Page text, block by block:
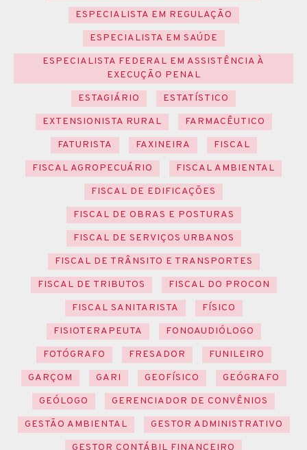
ESPECIALISTA EM REGULAÇÃO
ESPECIALISTA EM SAÚDE
ESPECIALISTA FEDERAL EM ASSISTÊNCIA À
EXECUÇÃO PENAL
ESTAGIÁRIO
ESTATÍSTICO
EXTENSIONISTA RURAL
FARMACÊUTICO
FATURISTA
FAXINEIRA
FISCAL
FISCAL AGROPECUÁRIO
FISCAL AMBIENTAL
FISCAL DE EDIFICAÇÕES
FISCAL DE OBRAS E POSTURAS
FISCAL DE SERVIÇOS URBANOS
FISCAL DE TRÂNSITO E TRANSPORTES
FISCAL DE TRIBUTOS
FISCAL DO PROCON
FISCAL SANITARISTA
FÍSICO
FISIOTERAPEUTA
FONOAUDIÓLOGO
FOTÓGRAFO
FRESADOR
FUNILEIRO
GARÇOM
GARI GEOFÍSICO
GEÓGRAFO
GEÓLOGO
GERENCIADOR DE CONVÊNIOS
GESTÃO AMBIENTAL
GESTOR ADMINISTRATIVO
GESTOR CONTÁBIL FINANCEIRO